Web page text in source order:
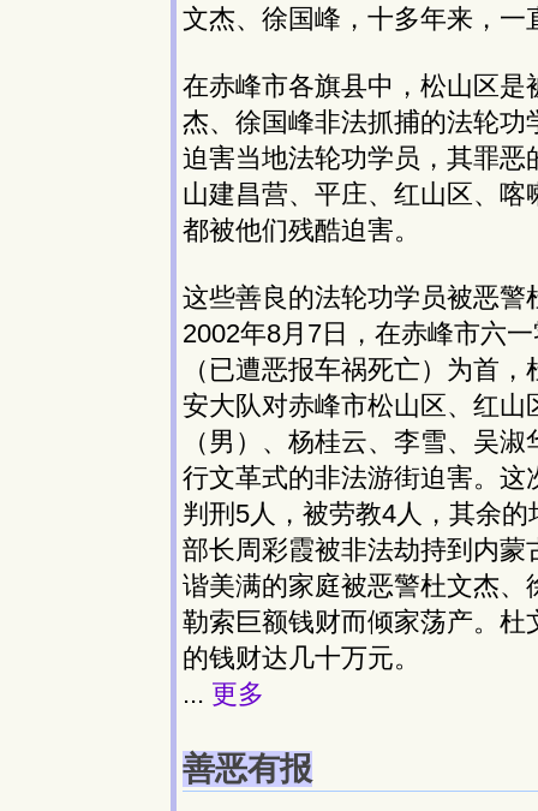
文杰、徐国峰，十多年来，
在赤峰市各旗县中，松山区
杰、徐国峰非法抓捕的法轮
迫害当地法轮功学员，其罪
山建昌营、平庄、红山区、
都被他们残酷迫害。
这些善良的法轮功学员被恶
2002年8月7日，在赤峰市六
（已遭恶报车祸死亡）为首
安大队对赤峰市松山区、红
（男）、杨桂云、李雪、吴
行文革式的非法游街迫害。
判刑5人，被劳教4人，其余
部长周彩霞被非法劫持到内
谐美满的家庭被恶警杜文杰
勒索巨额钱财而倾家荡产。
的钱财达几十万元。
... 更多
善恶有报